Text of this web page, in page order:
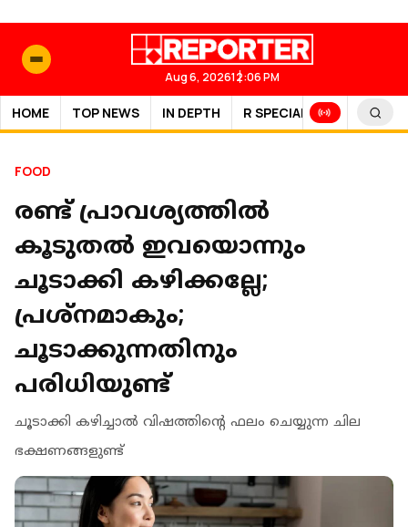
Aug 6, 202612:06 PM
HOME TOP NEWS IN DEPTH R SPECIAL SPORTS
FOOD
രണ്ട് പ്രാവശ്യത്തില്‍
കൂടുതല്‍ ഇവയൊന്നും
ചൂടാക്കി കഴിക്കല്ലേ;
പ്രശ്‌നമാകും;
ചൂടാക്കുന്നതിനും
പരിധിയുണ്ട്
ചൂടാക്കി കഴിച്ചാല്‍ വിഷത്തിന്റെ ഫലം ചെയ്യുന്ന ചില
ഭക്ഷണങ്ങളുണ്ട്